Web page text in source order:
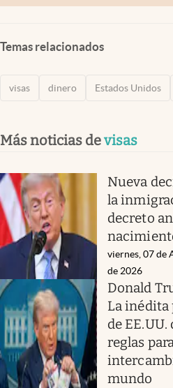
Temas relacionados
visas dinero Estados Unidos
Más noticias devisas
Nueva
la
decreto
viernes, 07 de
de 2026
Donald
La
de
reglas
mundo